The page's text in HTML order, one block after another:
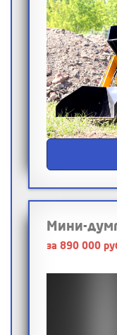
Мини-
за 890 000